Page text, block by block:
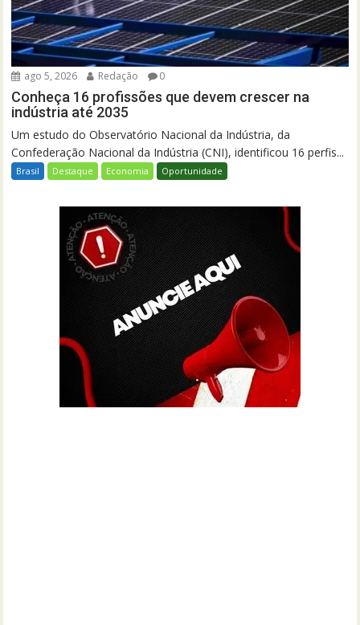
ago 5, 2026 Redação 0
Conheça 16 profissões que devem crescer na
indústria até 2035
Um estudo do Observatório Nacional da Indústria, da
Confederação Nacional da Indústria (CNI), identificou 16 perfis...
Brasil Destaque Economia Oportunidade